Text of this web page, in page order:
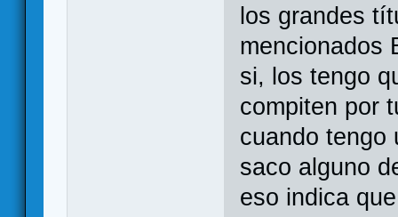
los grandes
mencionados
si, los tengo
compiten por
cuando tengo
saco alguno
eso indica